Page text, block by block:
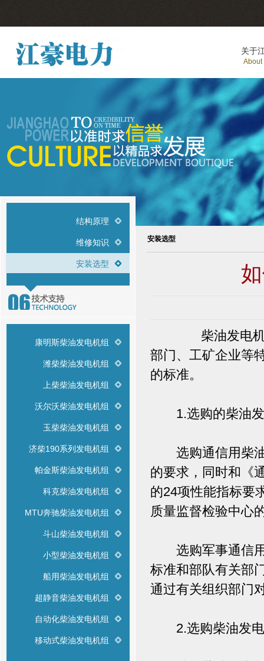
关于
About
结构原理
维修知识
安装选型
康明斯柴油发电机组
潍柴柴油发电机组
上柴柴油发电机组
沃尔沃柴油发电机组
玉柴柴油发电机组
济柴190系列发电机组
帕金斯柴油发电机组
科克柴油发电机组
MTU奔驰柴油发电机组
斗山柴油发电机组
小型柴油发电机组
船用柴油发电机组
超静音柴油发电机组
自动化柴油发电机组
移动式柴油发电机组
安装选型
柴油发电机组广
部门、工矿企业等
的标准。
1.选购的柴油发
选购通信用柴油
的要求，同时和《
的24项性能指标要
质量监督检验中心
选购军事通信用
标准和部队有关部
通过有关组织部门
2.选购柴油发电